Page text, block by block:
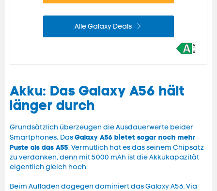
Alle Galaxy Deals
Akku: Das Galaxy A56 hält
länger durch
Grundsätzlich überzeugen die Ausdauerwerte beider
Smartphones. DasGalaxy A56 bietet sogar noch mehr
Puste als das A55. Vermutlich hat es das seinem Chipsatz
zu verdanken, denn mit 5000 mAh ist die Akkukapazität
eigentlich gleich hoch.
Beim Aufladen dagegen dominiert das Galaxy A56: Via